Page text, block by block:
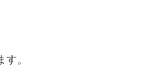
。